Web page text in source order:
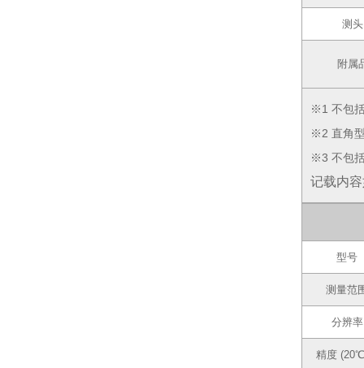
※1 不包
※2 直角
※3 不包
记载内
测头
附属
型号
测量范
分辨率
精度